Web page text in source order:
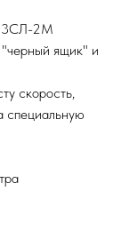
3СЛ-2М
ящик" и
скорость,
специальную